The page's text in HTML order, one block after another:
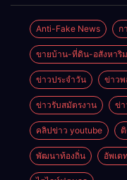
2569 แ
การแข่ง
ฟุตบอล
เพื่อเชื่อม
ความสัม
อันดีของ
หน่วยงา
กระบวน
ยุติธรรม
Anti-Fake News ก
ขายบ้าน-ที่ดิน-อสังหาริ
ข่าวประจำวัน ข่าวพ
ข่าวรับสมัตรงาน ข่า
คลิปข่าว youtube ติ
พัฒนาท้องถิ่น อัพเด